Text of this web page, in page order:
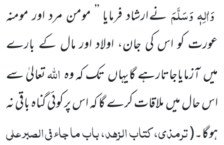
وَاٰلِہٖ وَسَلَّمَنے ارشاد فرمایا ’’ مومن مرد اور مومنہ
عورت کو اس کی جان، اولاد اور مال کے بارے
میںآزمایاجاتارہے گایہاںتک کہ وہاللہتعالیٰ سے
اس حال میںملاقات کرے گا کہ اس پر کوئی گناہ باقی نہ
ہوگا۔(ترمذی، کتاب الزہد، باب ما جاء فی الصبر علی